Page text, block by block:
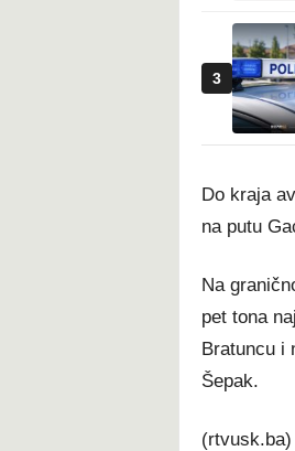
3
Do kraja
na putu
Na
pet tona
Bratuncu i
Šepak.
(rtvusk.ba)